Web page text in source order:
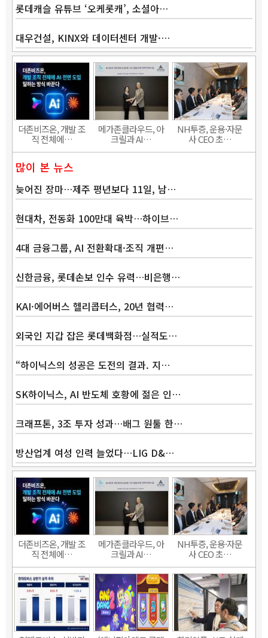
롯데캐슬 유튜브 ‘오케롯캐’, 소셜아…
대우건설, KINX와 데이터센터 개발·…
더존비즈온, 개발 조
직 전체에…
메가존클라우드, 아
크릴과 AI…
NH투증, 운용·자문
사 CEO 초…
많이 본 뉴스
늦어진 장마…제주 평년보다 11일, 남…
현대차, 전동화 100만대 육박…하이브…
4대 금융그룹, AI 전환확대·조직 개편…
신한금융, 롯데손보 인수 유력…비은행…
KAI·에어버스 헬리콥터스, 20년 협력…
외국인 지갑 잡은 롯데백화점…실적도…
“하이닉스의 성공은 도전의 결과. 지…
SK하이닉스, AI 반도체 호황에 젊은 인…
크래프톤, 3조 투자 성과…배그 원툴 한…
방산업계 여성 인력 늘었다…LIG D&…
더존비즈온, 개발 조
직 전체에…
메가존클라우드, 아
크릴과 AI…
NH투증, 운용·자문
사 CEO 초…